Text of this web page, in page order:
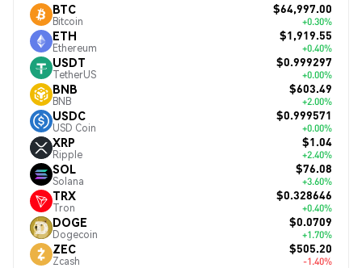
BTC
Bitcoin
$64,997.00
+0.30%
ETH
Ethereum
$1,919.55
+0.40%
USDT
TetherUS
$0.999297
+0.00%
BNB
BNB
$603.49
+2.00%
USDC
USD Coin
$0.999571
+0.00%
XRP
Ripple
$1.04
+2.40%
SOL
Solana
$76.08
+3.60%
TRX
Tron
$0.328646
+0.40%
DOGE
Dogecoin
$0.0709
+1.70%
ZEC
Zcash
$505.20
-1.40%